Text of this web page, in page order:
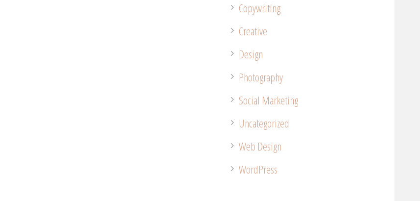
Copywriting
Creative
Design
Photography
Social Marketing
Uncategorized
Web Design
WordPress